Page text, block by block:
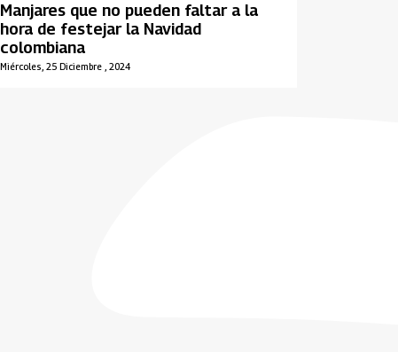
Miércoles, 25 Diciembre , 2024
Manjares que no pueden faltar a la
hora de festejar la Navidad
colombiana